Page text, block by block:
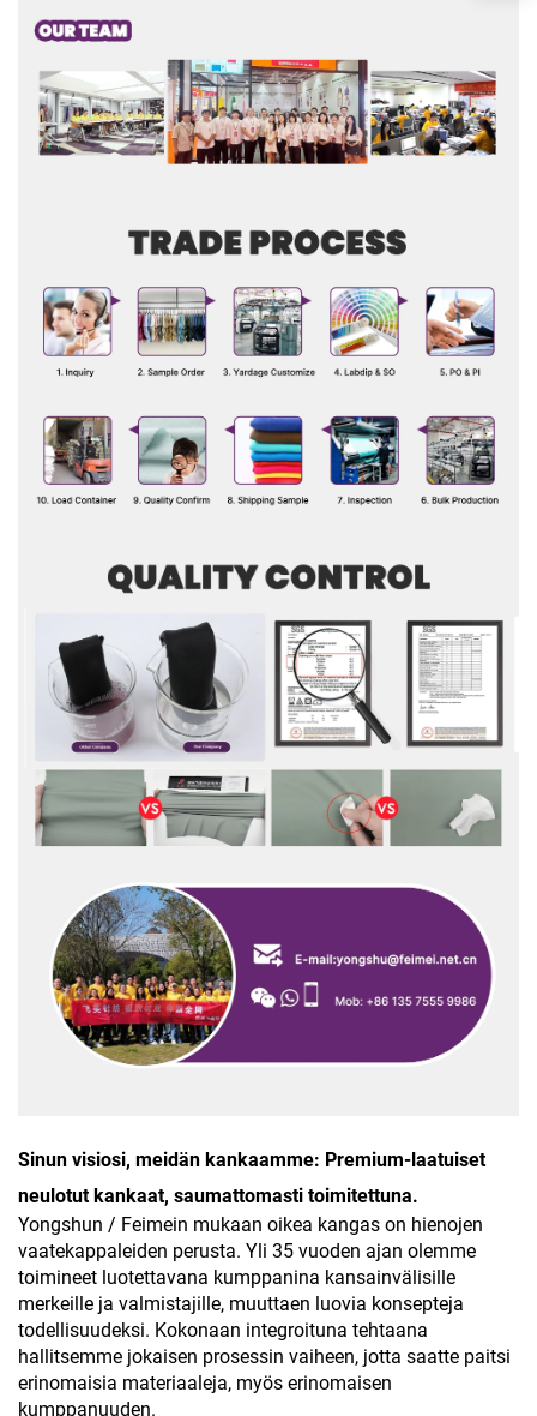
Sinun visiosi, meidän kankaamme: Premium-laatuiset
neulotut kankaat, saumattomasti toimitettuna.
Yongshun / Feimein mukaan oikea kangas on hienojen
vaatekappaleiden perusta. Yli 35 vuoden ajan olemme
toimineet luotettavana kumppanina kansainvälisille
merkeille ja valmistajille, muuttaen luovia konsepteja
todellisuudeksi. Kokonaan integroituna tehtaana
hallitsemme jokaisen prosessin vaiheen, jotta saatte paitsi
erinomaisia materiaaleja, myös erinomaisen
kumppanuuden.